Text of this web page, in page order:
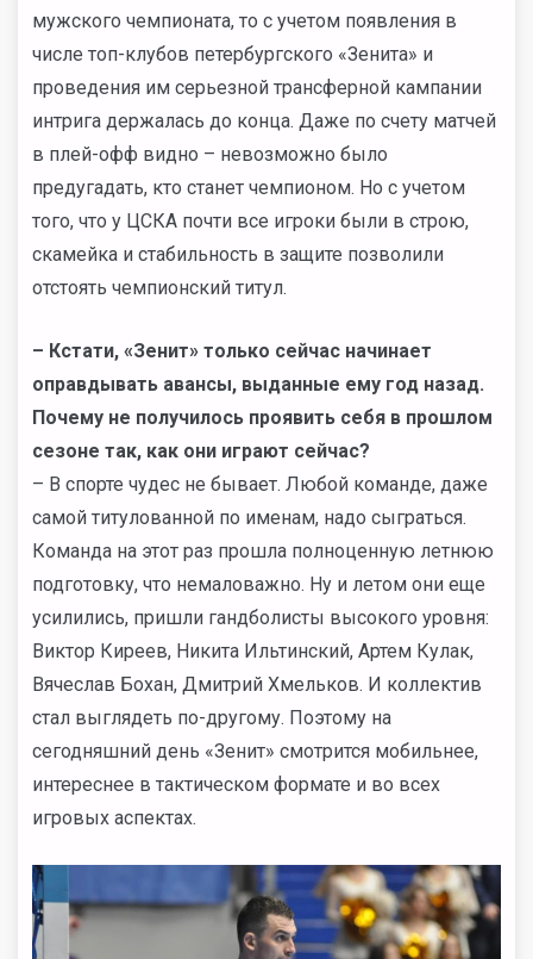
мужского чемпионата, то с учетом появления в
числе топ-клубов петербургского «Зенита» и
проведения им серьезной трансферной кампании
интрига держалась до конца. Даже по счету матчей
в плей-офф видно – невозможно было
предугадать, кто станет чемпионом. Но с учетом
того, что у ЦСКА почти все игроки были в строю,
скамейка и стабильность в защите позволили
отстоять чемпионский титул.
– Кстати, «Зенит» только сейчас начинает
оправдывать авансы, выданные ему год назад.
Почему не получилось проявить себя в прошлом
сезоне так, как они играют сейчас?
– В спорте чудес не бывает. Любой команде, даже
самой титулованной по именам, надо сыграться.
Команда на этот раз прошла полноценную летнюю
подготовку, что немаловажно. Ну и летом они еще
усилились, пришли гандболисты высокого уровня:
Виктор Киреев, Никита Ильтинский, Артем Кулак,
Вячеслав Бохан, Дмитрий Хмельков. И коллектив
стал выглядеть по-другому. Поэтому на
сегодняшний день «Зенит» смотрится мобильнее,
интереснее в тактическом формате и во всех
игровых аспектах.